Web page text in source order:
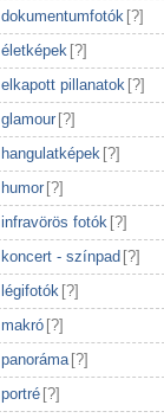
dokumentumfotók [?]
életképek [?]
elkapott pillanatok [?]
glamour [?]
hangulatképek [?]
humor [?]
infravörös fotók [?]
koncert - színpad [?]
légifotók [?]
makró [?]
panoráma [?]
portré [?]